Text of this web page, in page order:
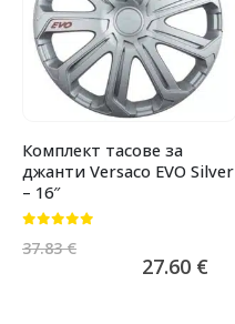
Комплект тасове за
джанти Versaco EVO Silver
– 16″
37.83€
27.60 €